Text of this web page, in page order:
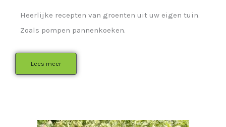
Heerlijke recepten van groenten uit uw eigen tuin.
Zoals pompen pannenkoeken.
Lees meer